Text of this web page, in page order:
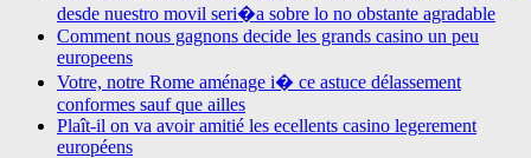
desde nuestro movil seri�a sobre lo no obstante agradable
Comment nous gagnons decide les grands casino un peu
europeens
Votre, notre Rome aménage i� ce astuce délassement
conformes sauf que ailles
Plaît-il on va avoir amitié les ecellents casino legerement
européens